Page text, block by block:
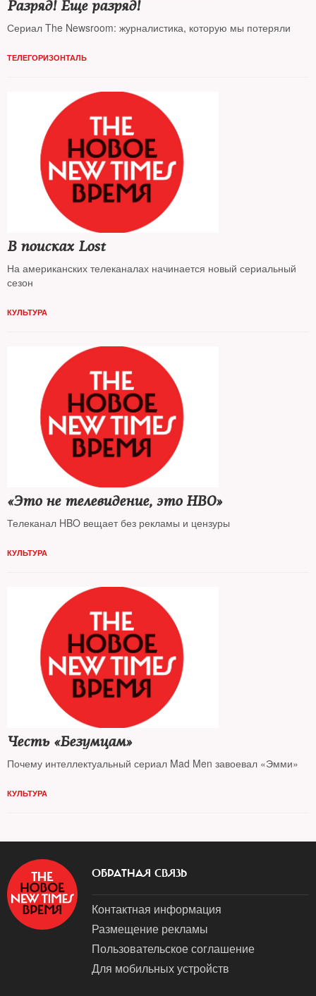
Разряд! Еще разряд!
Сериал The Newsroom: журналистика, которую мы потеряли
ТЕЛЕГОРИЗОНТАЛЬ
В поисках Lost
На американских телеканалах начинается новый сериальный
сезон
КУЛЬТУРА
«Это не телевидение, это НВО»
Телеканал HBO вещает без рекламы и цензуры
КУЛЬТУРА
Честь «Безумцам»
Почему интеллектуальный сериал Mad Men завоевал «Эмми»
КУЛЬТУРА
ОБРАТНАЯ СВЯЗЬ
Контактная информация
Размещение рекламы
Пользовательское соглашение
Для мобильных устройств